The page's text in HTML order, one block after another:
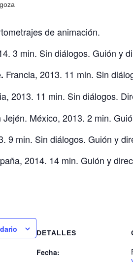
de animación.
3 min. Sin diálogos. Guión y
Francia, 2013. 11 min. Sin
2013. 11 min. Sin diálogos.
Jején. México, 2013. 2 min.
9 min. Sin diálogos. Guión y
2014. 14 min. Guión y
DETALLES
Fecha: